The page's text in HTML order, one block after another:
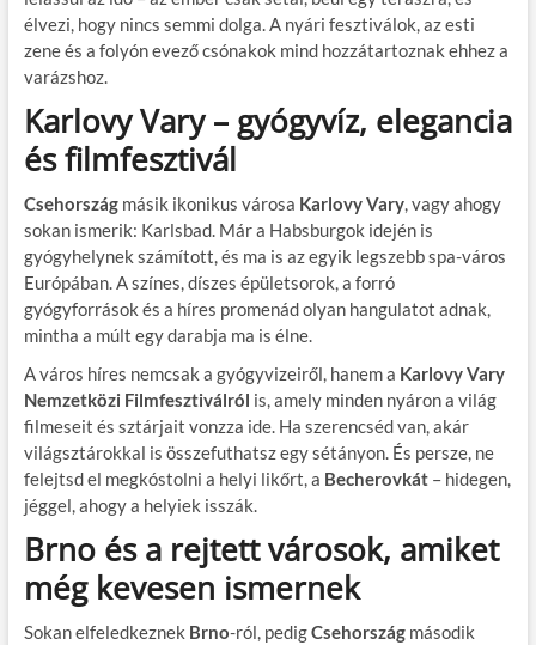
élvezi, hogy nincs semmi dolga. A nyári fesztiválok, az esti
zene és a folyón evező csónakok mind hozzátartoznak ehhez a
varázshoz.
Karlovy Vary – gyógyvíz, elegancia
és filmfesztivál
Csehországmásik ikonikus városa Karlovy Vary, vagy ahogy
sokan ismerik: Karlsbad. Már a Habsburgok idején is
gyógyhelynek számított, és ma is az egyik legszebb spa-város
Európában. A színes, díszes épületsorok, a forró
gyógyforrások és a híres promenád olyan hangulatot adnak,
mintha a múlt egy darabja ma is élne.
A város híres nemcsak a gyógyvizeiről, hanem a Karlovy Vary
Nemzetközi Filmfesztiválról is, amely minden nyáron a világ
filmeseit és sztárjait vonzza ide. Ha szerencséd van, akár
világsztárokkal is összefuthatsz egy sétányon. És persze, ne
felejtsd el megkóstolni a helyi likőrt, a Becherovkát– hidegen,
jéggel, ahogy a helyiek isszák.
Brno és a rejtett városok, amiket
még kevesen ismernek
Sokan elfeledkeznek Brno-ról, pedigCsehországmásodik